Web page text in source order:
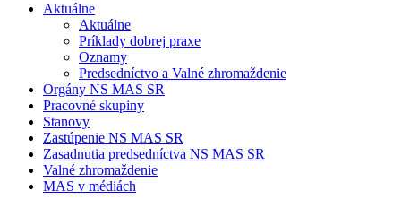
Aktuálne
Aktuálne
Príklady dobrej praxe
Oznamy
Predsedníctvo a Valné zhromaždenie
Orgány NS MAS SR
Pracovné skupiny
Stanovy
Zastúpenie NS MAS SR
Zasadnutia predsedníctva NS MAS SR
Valné zhromaždenie
MAS v médiách